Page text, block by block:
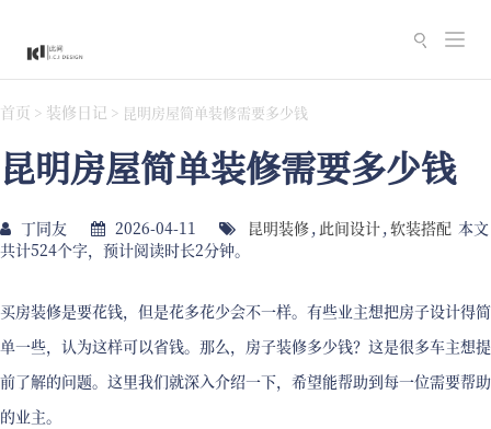
切
换
首页 > 装修日记 > 昆明房屋简单装修需要多少钱
昆明房屋简单装修需要多少钱
丁同友 2026-04-11 昆明装修, 此间设计,软装搭配 本文
共计524个字，预计阅读时长2分钟。
买房装修是要花钱，但是花多花少会不一样。有些业主想把房子设计得简
单一些，认为这样可以省钱。那么，房子装修多少钱？这是很多车主想提
前了解的问题。这里我们就深入介绍一下，希望能帮助到每一位需要帮助
的业主。